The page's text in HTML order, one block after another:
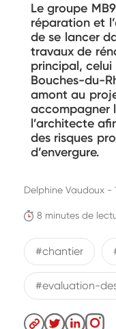
Le groupe
réparation et
de se lancer
travaux de
principal,
Bouches-du-
amont au
accompagner
l’architecte
des risques
d’envergure.
8 minutes de
Delphine Vaudoux -
#chantier
#evaluation-